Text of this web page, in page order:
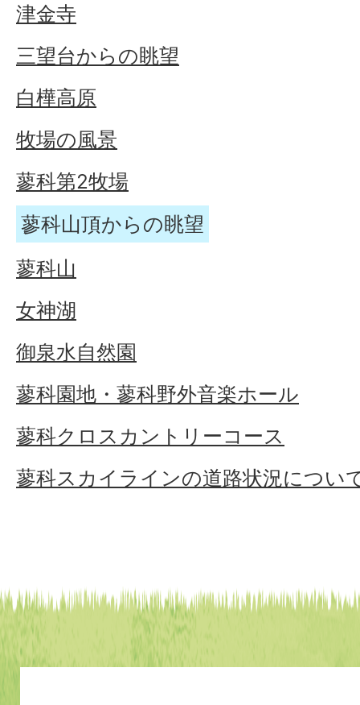
津金寺
三望台からの眺望
白樺高原
牧場の風景
蓼科第2牧場
蓼科山頂からの眺望
蓼科山
女神湖
御泉水自然園
蓼科園地・蓼科野外音楽ホール
蓼科クロスカントリーコース
蓼科スカイラインの道路状況につい